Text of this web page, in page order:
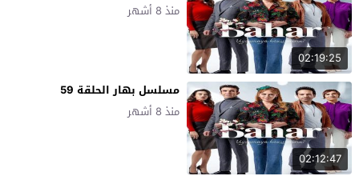
02:19:25
منذ 8 أشهر
02:12:47
مسلسل بهار الحلقة 59
منذ 8 أشهر